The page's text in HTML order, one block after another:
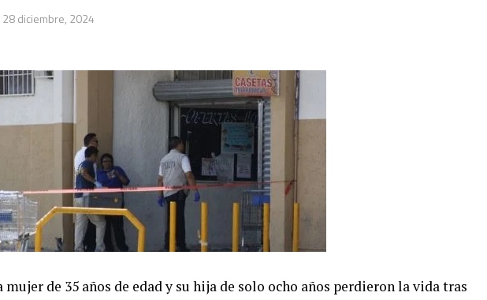
28 diciembre, 2024
mujer de 35 años de edad y su hija de solo ocho años perdieron la vida tras